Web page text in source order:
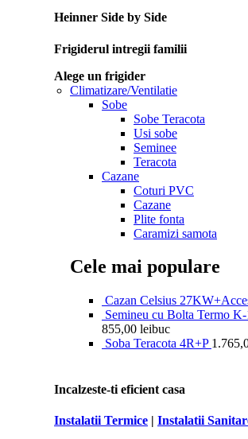
Heinner Side by Side
Frigiderul intregii familii
Alege un frigider
Climatizare/Ventilatie
Sobe
Sobe Teracota
Usi sobe
Seminee
Teracota
Cazane
Coturi PVC
Cazane
Plite fonta
Caramizi samota
Cele mai populare
Cazan Celsius
Semineu cu Bolta Termo
855,00 leibuc
Soba Teracota 4R+P
Incalzeste-ti eficient casa
Instalatii Termice | Instalatii